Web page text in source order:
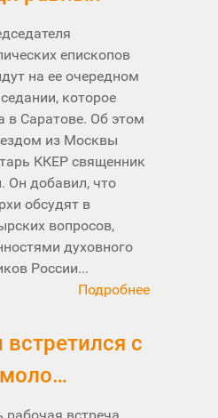
епископов
на ее очередном
которое
в Саратове. Об этом
из Москвы
ККЕР священник
Он добавил, что
обсудят в
вопросов,
духовного
России...
Подробнее
с